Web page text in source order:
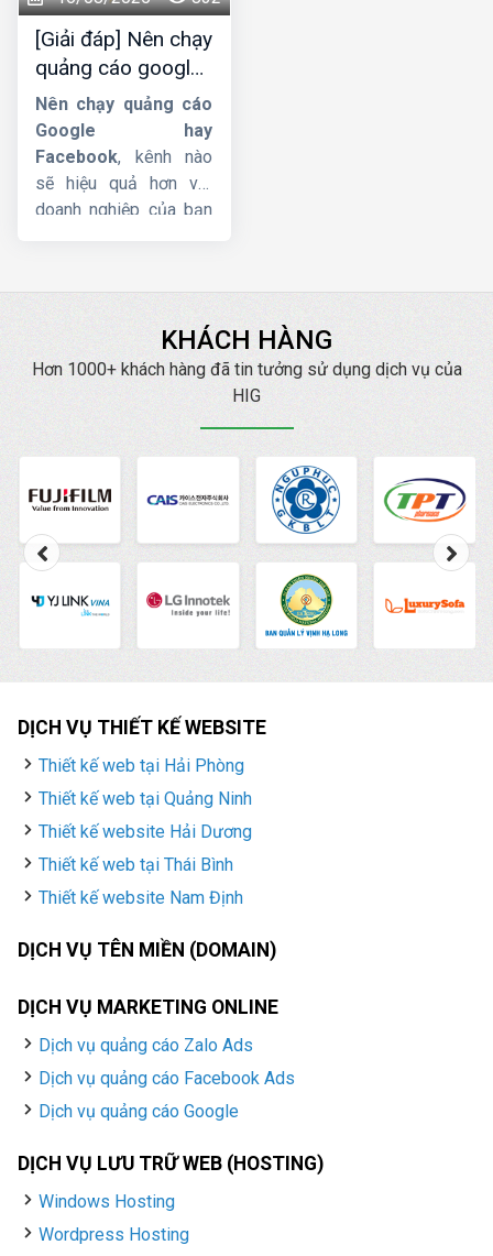
như này ? Bài viết dưới
đây củaCông ty HIG
sẽ giúp bạn tạo chiến
dịch quảng cáo cuộc
gọi Google Ads
từ A-
Z.
[Giải đáp] Nên chạy
quảng cáo google
hay facebook ?
Nên chạy quảng cáo
Google hay
Facebook, kênh nào
sẽ hiệu quả hơn với
doanh nghiệp của bạn
sánh quảng cáo
cố gắng phân tích và
đưa ra cho bạn những
KHÁCH HÀNG
Hơn 1000+ khách hàng đã tin tưởng sử dụng dịch vụ của
HIG
DỊCH VỤ THIẾT KẾ WEBSITE
Thiết kế web tại Hải Phòng
Thiết kế web tại Quảng Ninh
Thiết kế website Hải Dương
Thiết kế web tại Thái Bình
Thiết kế website Nam Định
DỊCH VỤ TÊN MIỀN (DOMAIN)
DỊCH VỤ MARKETING ONLINE
Dịch vụ quảng cáo Zalo Ads
Dịch vụ quảng cáo Facebook Ads
Dịch vụ quảng cáo Google
DỊCH VỤ LƯU TRỮ WEB (HOSTING)
Windows Hosting
Wordpress Hosting